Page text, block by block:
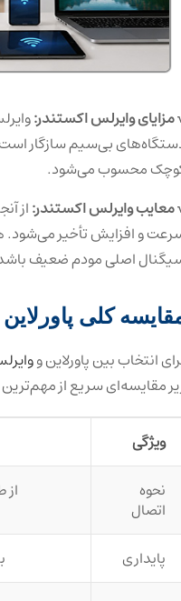
مزایای وایرلس اکستندر:
بی‌سیم سازگار
محسوب می‌شود.
معایب وایرلس اکستندر:از
و افزایش تأخیر می‌شود.
اصلی مودم ضعیف
کلی
انتخاب بین پاورلاین و
مقایسه‌ای سریع از
ویژگی
نحوه
اتصال
پایداری